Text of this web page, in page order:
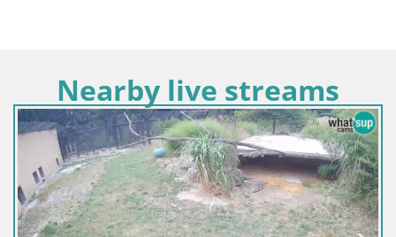
Nearby live streams
Slovenija /
Spletna